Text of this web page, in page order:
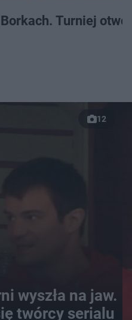
Turniej
12
wyszła na jaw.
twórcy serialu